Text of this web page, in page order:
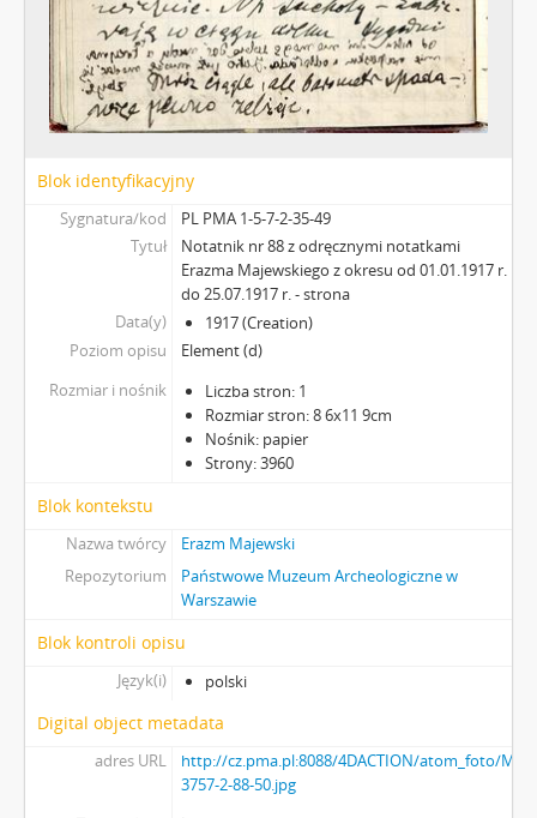
Blok identyfikacyjny
Sygnatura/kod
PL PMA 1-5-7-2-35-49
Tytuł
Notatnik nr 88 z odręcznymi notatkami
Erazma Majewskiego z okresu od 01.01.1917 r.
do 25.07.1917 r. - strona
Data(y)
1917 (Creation)
Poziom opisu
Element (d)
Rozmiar i nośnik
Liczba stron: 1
Rozmiar stron: 8 6x11 9cm
Nośnik: papier
Strony: 3960
Blok kontekstu
Nazwa twórcy
Erazm Majewski
Repozytorium
Państwowe Muzeum Archeologiczne w
Warszawie
Blok kontroli opisu
Język(i) polski
Digital object metadata
adres URL
http://cz.pma.pl:8088/4DACTION/atom_foto/MAJ-
3757-2-88-50.jpg